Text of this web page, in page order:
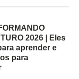
2026 | Eles
aprender e
para